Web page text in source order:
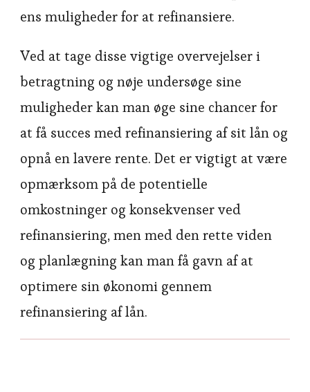
ens muligheder for at refinansiere.
Ved at tage disse vigtige overvejelser i
betragtning og nøje undersøge sine
muligheder kan man øge sine chancer for
at få succes med refinansiering af sit lån og
opnå en lavere rente. Det er vigtigt at være
opmærksom på de potentielle
omkostninger og konsekvenser ved
refinansiering, men med den rette viden
og planlægning kan man få gavn af at
optimere sin økonomi gennem
refinansiering af lån.